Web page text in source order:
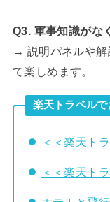
Q3. 軍事知識がな
→ 説明パネルや解
て楽しめます。
楽天トラベルで
＜＜楽天ト
＜＜楽天ト